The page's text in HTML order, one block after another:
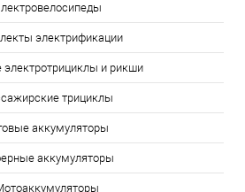
электрификации
электротрициклы и рикши
трициклы
аккумуляторы
аккумуляторы